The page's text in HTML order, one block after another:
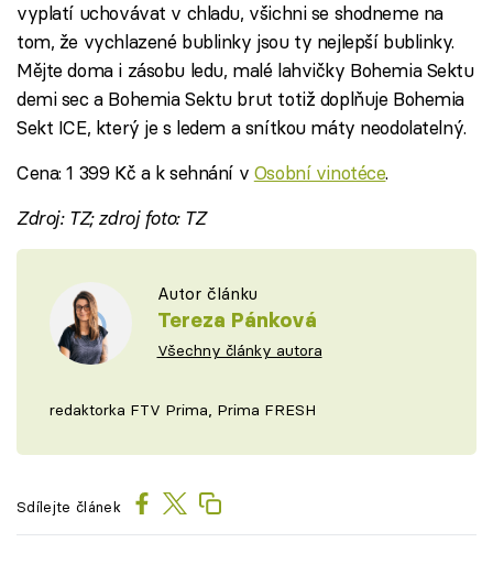
vyplatí uchovávat v chladu, všichni se shodneme na
tom, že vychlazené bublinky jsou ty nejlepší bublinky.
Mějte doma i zásobu ledu, malé lahvičky Bohemia Sektu
demi sec a Bohemia Sektu brut totiž doplňuje Bohemia
Sekt ICE, který je s ledem a snítkou máty neodolatelný.
Cena: 1 399 Kč a k sehnání v Osobní vinotéce.
Zdroj: TZ; zdroj foto: TZ
Autor článku
Tereza Pánková
Všechny články autora
redaktorka FTV Prima, Prima FRESH
Sdílejte článek